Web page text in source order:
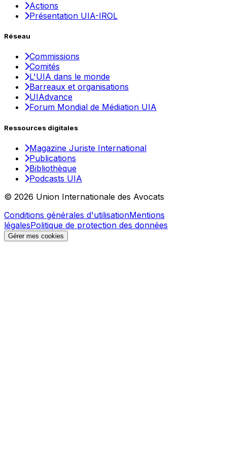
Actions
Présentation UIA-IROL
Réseau
Commissions
Comités
L'UIA dans le monde
Barreaux et organisations
UIAdvance
Forum Mondial de Médiation UIA
Ressources digitales
Magazine Juriste International
Publications
Bibliothèque
Podcasts UIA
© 2026 Union Internationale des Avocats
Conditions générales d'utilisationMentions
légalesPolitique de protection des données
Gérer mes cookies